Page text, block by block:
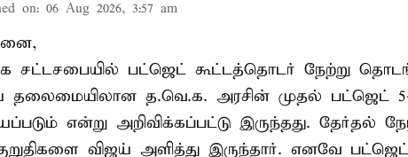
on: 06 Aug 2026, 3:57 am
சட்டசபையில் பட்ஜெட் கூட்டத்தொடர் நேற்று
தலைமையிலான த.வெ.க. அரசின் முதல் பட்ஜெட்
என்று அறிவிக்கப்பட்டு இருந்தது. தேர்தல்
விஜய் அளித்து இருந்தார். எனவே பட்ஜெட்